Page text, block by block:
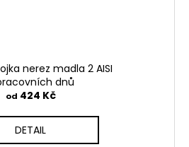
nerez madla 2 AISI
dnů
od 424 Kč
DETAIL